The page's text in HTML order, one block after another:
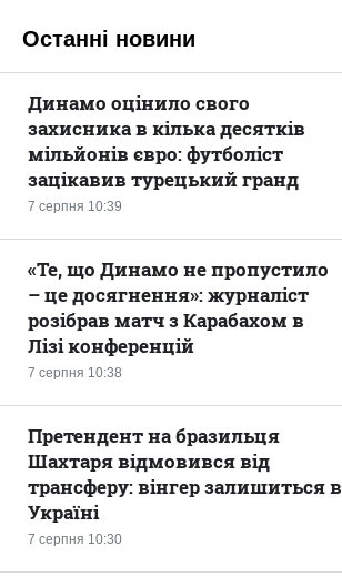
Останні новини
7 серпня 10:39
Динамо оцінило свого
захисника в кілька десятків
мільйонів євро: футболіст
зацікавив турецький гранд
7 серпня 10:38
«Те, що Динамо не пропустило
– це досягнення»: журналіст
розібрав матч з Карабахом в
Лізі конференцій
7 серпня 10:30
Претендент на бразильця
Шахтаря відмовився від
трансферу: вінгер залишиться в
Україні